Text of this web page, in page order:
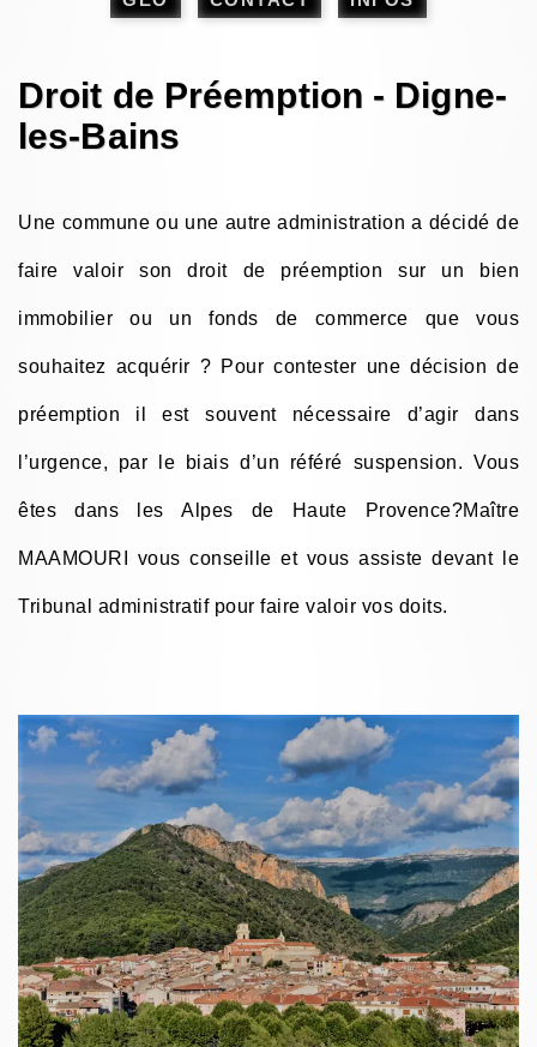
Droit de Préemption - Digne-
les-Bains
Une commune ou une autre administration a décidé de
faire valoir son droit de préemption sur un bien
immobilier ou un fonds de commerce que vous
souhaitez acquérir ? Pour contester une décision de
préemption il est souvent nécessaire d’agir dans
l’urgence, par le biais d’un référé suspension. Vous
êtes dans les Alpes de Haute Provence?Maître
MAAMOURI vous conseille et vous assiste devant le
Tribunal administratif pour faire valoir vos doits.